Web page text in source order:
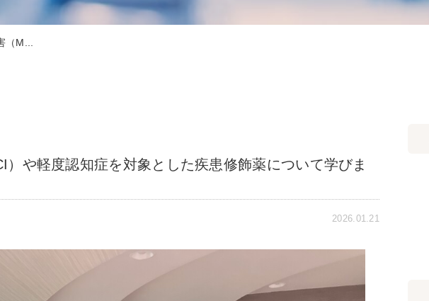
M...
や軽度認知症を対象とした疾患修飾薬について学びま
2026.01.21